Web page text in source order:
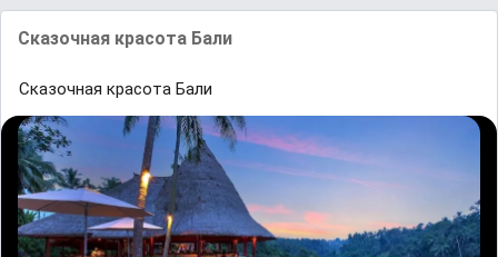
Сказочная красота Бали
Сказочная красота Бали